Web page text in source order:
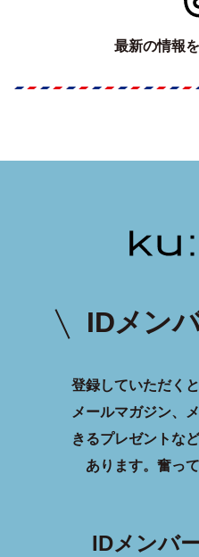
最新の情報
IDメン
登録していただく
メールマガジン、
きるプレゼントな
あります。 奮っ
IDメンバ